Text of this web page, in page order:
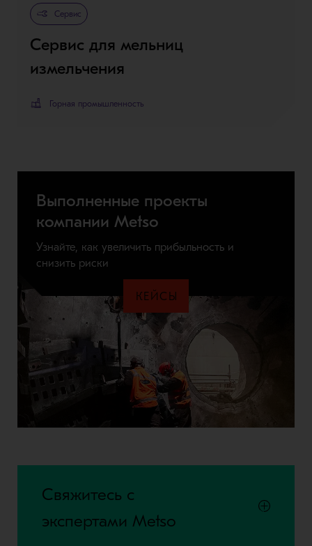
Сервис
Сервис для мельниц
измельчения
Горная промышленность
Выполненные проекты
компании Metso
Узнайте, как увеличить прибыльность и
снизить риски
КЕЙСЫ
Свяжитесь с
экспертами Metso